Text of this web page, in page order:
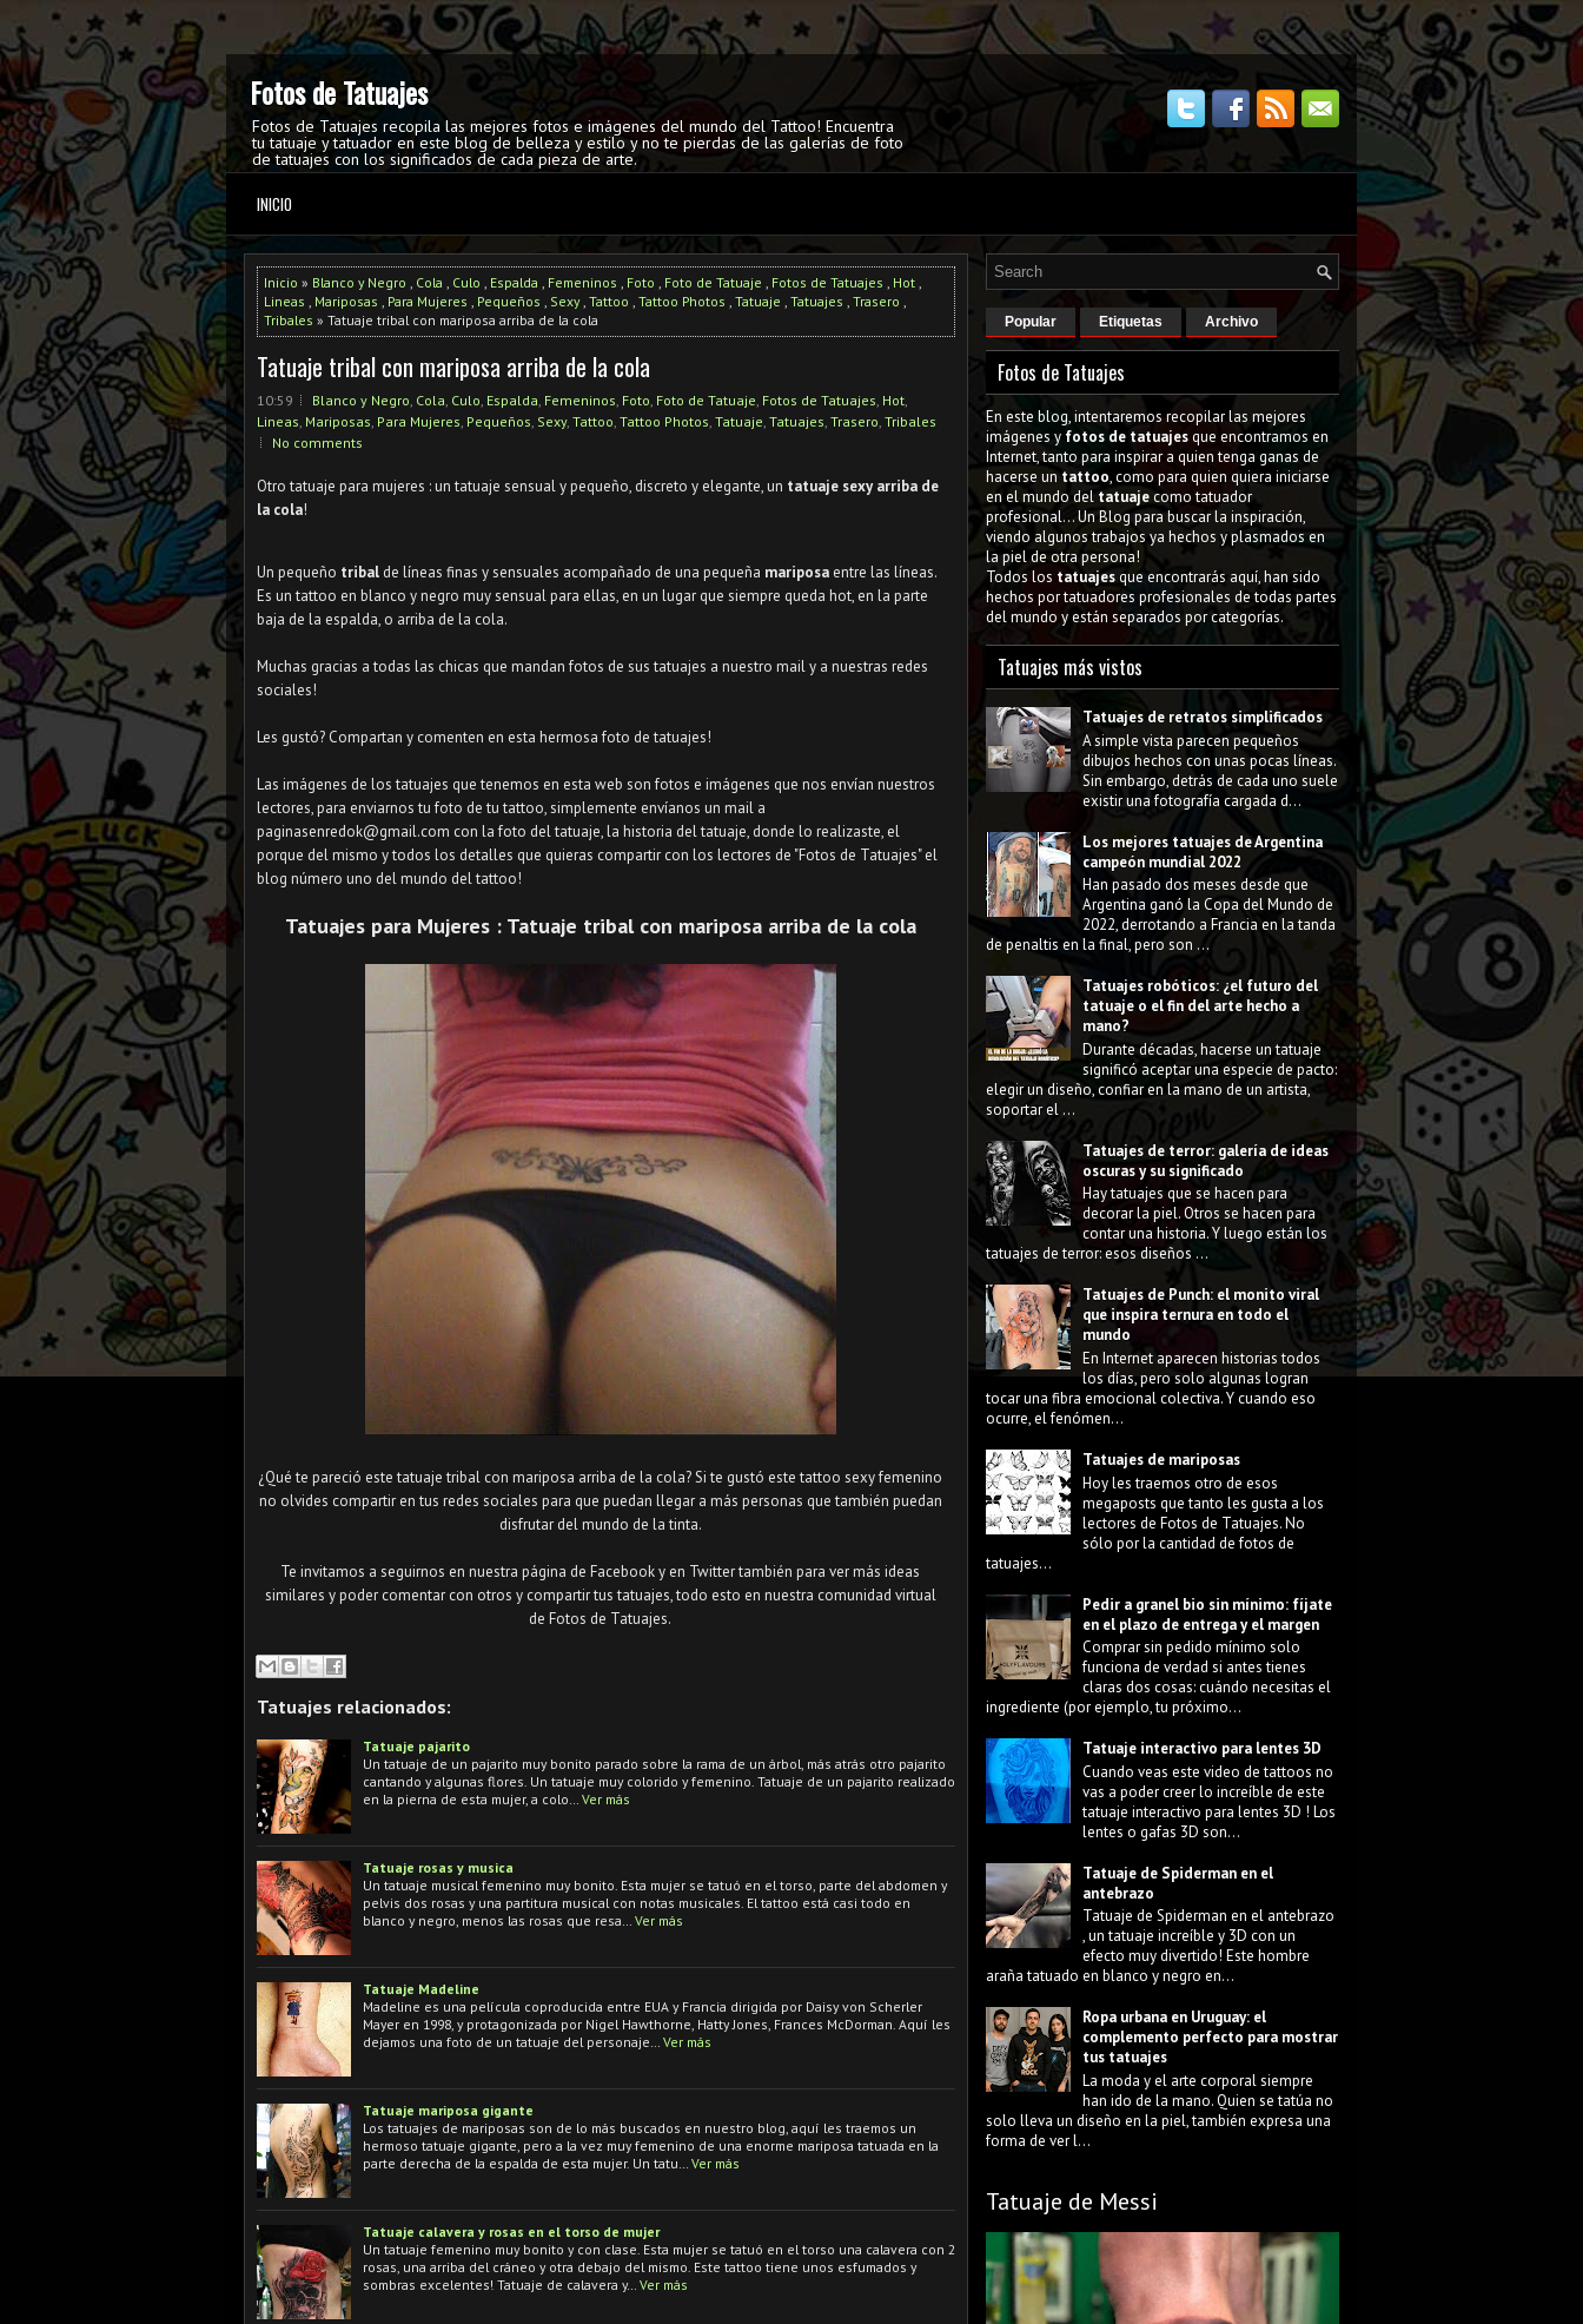
Fotos de Tatuajes
Fotos de Tatuajes recopila las mejores fotos e imágenes del mundo del Tattoo! Encuentra
tu tatuaje y tatuador en este blog de belleza y estilo y no te pierdas de las galerías de foto
de tatuajes con los significados de cada pieza de arte.
INICIO
Inicio » Blanco y Negro , Cola , Culo , Espalda , Femeninos , Foto , Foto de Tatuaje , Fotos de Tatuajes , Hot ,
Lineas , Mariposas , Para Mujeres , Pequeños , Sexy, Tattoo , Tattoo Photos , Tatuaje , Tatuajes , Trasero ,
Tribales » Tatuaje tribal con mariposa arriba de la cola
Tatuaje tribal con mariposa arriba de la cola
10:59 Blanco y Negro, Cola, Culo, Espalda, Femeninos, Foto, Foto de Tatuaje, Fotos de Tatuajes, Hot,
Lineas, Mariposas, Para Mujeres, Pequeños, Sexy, Tattoo, Tattoo Photos, Tatuaje, Tatuajes, Trasero, Tribales
No comments
Otro tatuaje para mujeres : un tatuaje sensual y pequeño, discreto y elegante, un tatuaje sexy arriba de
la cola!
Un pequeño tribal de líneas finas y sensuales acompañado de una pequeña mariposa entre las líneas.
Es un tattoo en blanco y negro muy sensual para ellas, en un lugar que siempre queda hot, en la parte
baja de la espalda, o arriba de la cola.
Muchas gracias a todas las chicas que mandan fotos de sus tatuajes a nuestro mail y a nuestras redes
sociales!
Les gustó? Compartan y comenten en esta hermosa foto de tatuajes!
Las imágenes de los tatuajes que tenemos en esta web son fotos e imágenes que nos envían nuestros
lectores, para enviarnos tu foto de tu tattoo, simplemente envíanos un mail a
paginasenredok@gmail.com con la foto del tatuaje, la historia del tatuaje, donde lo realizaste, el
porque del mismo y todos los detalles que quieras compartir con los lectores de "Fotos de Tatuajes" el
blog número uno del mundo del tattoo!
Tatuajes para Mujeres : Tatuaje tribal con mariposa arriba de la cola
¿Qué te pareció este tatuaje tribal con mariposa arriba de la cola? Si te gustó este tattoo sexy femenino
no olvides compartir en tus redes sociales para que puedan llegar a más personas que también puedan
disfrutar del mundo de la tinta.
Te invitamos a seguirnos en nuestra página de Facebook y en Twitter también para ver más ideas
similares y poder comentar con otros y compartir tus tatuajes, todo esto en nuestra comunidad virtual
de Fotos de Tatuajes.
Tatuajes relacionados:
Tatuaje pajarito
Un tatuaje de un pajarito muy bonito parado sobre la rama de un árbol, más atrás otro pajarito
cantando y algunas flores. Un tatuaje muy colorido y femenino. Tatuaje de un pajarito realizado
en la pierna de esta mujer, a colo…
Ver más
Tatuaje rosas y musica
Un tatuaje musical femenino muy bonito. Esta mujer se tatuó en el torso, parte del abdomen y
pelvis dos rosas y una partitura musical con notas musicales. El tattoo está casi todo en
blanco y negro, menos las rosas que resa…
Ver más
Tatuaje Madeline
Madeline es una película coproducida entre EUA y Francia dirigida por Daisy von Scherler
Mayer en 1998, y protagonizada por Nigel Hawthorne, Hatty Jones, Frances McDorman. Aquí les
dejamos una foto de un tatuaje del personaje…
Ver más
Tatuaje mariposa gigante
Los tatuajes de mariposas son de lo más buscados en nuestro blog, aquí les traemos un
hermoso tatuaje gigante, pero a la vez muy femenino de una enorme mariposa tatuada en la
parte derecha de la espalda de esta mujer. Un tatu…
Ver más
Tatuaje calavera y rosas en el torso de mujer
Un tatuaje femenino muy bonito y con clase. Esta mujer se tatuó en el torso una calavera con 2
rosas, una arriba del cráneo y otra debajo del mismo. Este tattoo tiene unos esfumados y
sombras excelentes! Tatuaje de calavera y… Ver más
Popular Etiquetas Archivo
Fotos de Tatuajes
En este blog, intentaremos recopilar las mejores
imágenes y fotos de tatuajesque encontramos en
Internet, tanto para inspirar a quien tenga ganas de
hacerse un tattoo, como para quien quiera iniciarse
en el mundo del tatuajecomo tatuador
profesional... Un Blog para buscar la inspiración,
viendo algunos trabajos ya hechos y plasmados en
la piel de otra persona!
Todos los tatuajesque encontrarás aquí, han sido
hechos por tatuadores profesionales de todas partes
del mundo y están separados por categorías.
Tatuajes más vistos
Tatuajes de retratos simplificados
A simple vista parecen pequeños
dibujos hechos con unas pocas líneas.
Sin embargo, detrás de cada uno suele
existir una fotografía cargada d...
Los mejores tatuajes de Argentina
campeón mundial 2022
Han pasado dos meses desde que
Argentina ganó la Copa del Mundo de
2022, derrotando a Francia en la tanda
de penaltis en la final, pero son ...
Tatuajes robóticos: ¿el futuro del
tatuaje o el fin del arte hecho a
mano?
Durante décadas, hacerse un tatuaje
significó aceptar una especie de pacto:
elegir un diseño, confiar en la mano de un artista,
soportar el ...
Tatuajes de terror: galería de ideas
oscuras y su significado
Hay tatuajes que se hacen para
decorar la piel. Otros se hacen para
contar una historia. Y luego están los
tatuajes de terror: esos diseños ...
Tatuajes de Punch: el monito viral
que inspira ternura en todo el
mundo
En Internet aparecen historias todos
los días, pero solo algunas logran
tocar una fibra emocional colectiva. Y cuando eso
ocurre, el fenómen...
Tatuajes de mariposas
Hoy les traemos otro de esos
megaposts que tanto les gusta a los
lectores de Fotos de Tatuajes. No
sólo por la cantidad de fotos de
tatuajes...
Pedir a granel bio sin mínimo: fíjate
en el plazo de entrega y el margen
Comprar sin pedido mínimo solo
funciona de verdad si antes tienes
claras dos cosas: cuándo necesitas el
ingrediente (por ejemplo, tu próximo...
Tatuaje interactivo para lentes 3D
Cuando veas este video de tattoos no
vas a poder creer lo increíble de este
tatuaje interactivo para lentes 3D ! Los
lentes o gafas 3D son...
Tatuaje de Spiderman en el
antebrazo
Tatuaje de Spiderman en el antebrazo
, un tatuaje increíble y 3D con un
efecto muy divertido! Este hombre
araña tatuado en blanco y negro en...
Ropa urbana en Uruguay: el
complemento perfecto para mostrar
tus tatuajes
La moda y el arte corporal siempre
han ido de la mano. Quien se tatúa no
solo lleva un diseño en la piel, también expresa una
forma de ver l...
Tatuaje de Messi